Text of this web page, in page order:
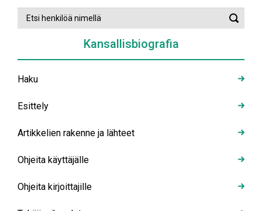
Etsi
henkilöä
haku
Kansallisbiografia
Haku
Esittely
Artikkelien rakenne ja lähteet
Ohjeita käyttäjälle
Ohjeita kirjoittajille